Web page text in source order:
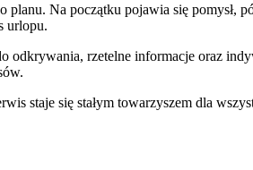
Na początku pojawia się pomysł,
urlopu.
odkrywania, rzetelne informacje oraz
staje się stałym towarzyszem dla